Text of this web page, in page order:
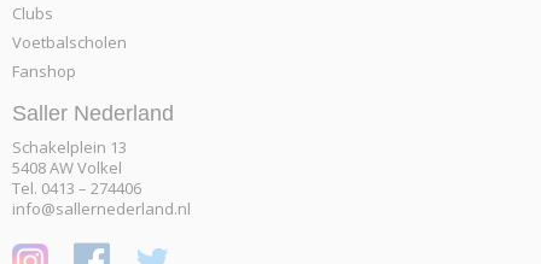
Clubs
Voetbalscholen
Fanshop
Saller Nederland
Schakelplein 13
5408 AW Volkel
Tel. 0413 – 274406
info@sallernederland.nl